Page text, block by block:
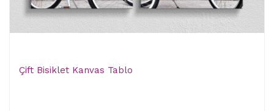
Çift Bisiklet Kanvas Tablo